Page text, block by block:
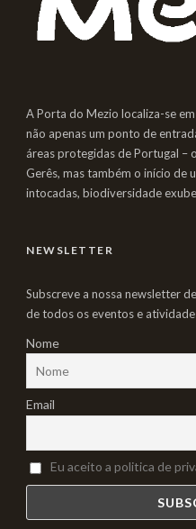
A Porta do Mezio localiza-se
não apenas um ponto de
áreas protegidas de Portugal –
Gerês, mas também o início de
intocadas, biodiversidade
NEWSLETTER
Subscreve a nossa newsletter
de todos os eventos e
Nome
Email
Eu aceito a politica de